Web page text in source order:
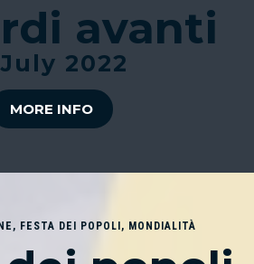
avanti
2022
MORE INFO
, FESTA DEI POPOLI , MONDIALITÀ